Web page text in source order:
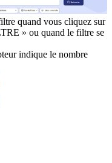
quand vous cliquez sur
» ou quand le filtre se
indique le nombre